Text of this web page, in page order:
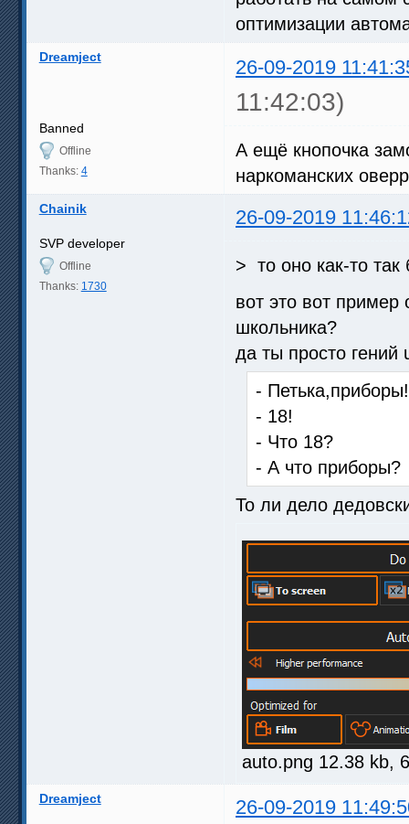
оптимизации
Dreamject 26-09-2019
11:42:03)
Banned
Offline
Thanks: 4
А ещё кнопочка
наркоманских
Chainik 26-09-2019
SVP developer
Offline
Thanks: 1730
> то оно как-то
вот это вот пример
школьника?
да ты просто гений
- Петька,приборы!
- 18!
- Что 18?
- А что приборы?
То ли дело
auto.png 12.38 kb,
Dreamject 26-09-2019